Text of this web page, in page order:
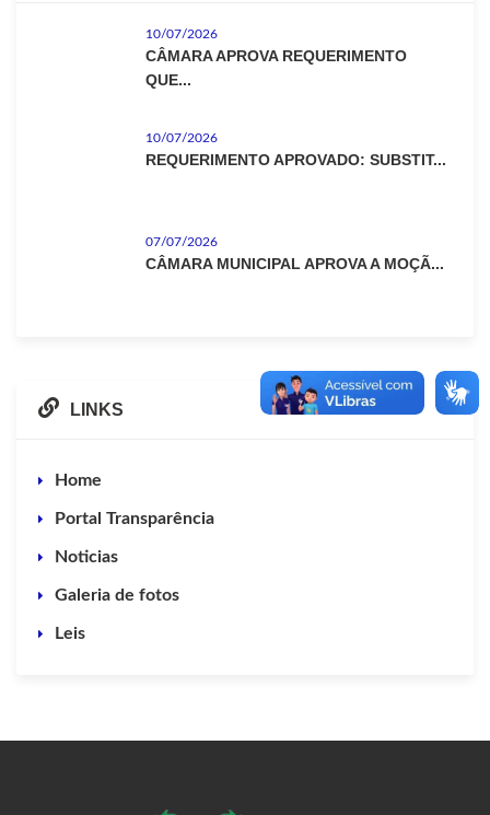
10/07/2026
CÂMARA APROVA REQUERIMENTO
QUE...
10/07/2026
REQUERIMENTO APROVADO: SUBSTIT...
07/07/2026
CÂMARA MUNICIPAL APROVA A MOÇÃ...
LINKS
Home
Portal Transparência
Noticias
Galeria de fotos
Leis